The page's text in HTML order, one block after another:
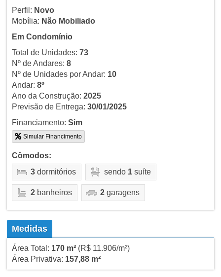
Perfil: Novo
Mobília: Não Mobiliado
Em Condomínio
Total de Unidades: 73
Nº de Andares: 8
Nº de Unidades por Andar: 10
Andar: 8º
Ano da Construção: 2025
Previsão de Entrega: 30/01/2025
Financiamento: Sim
Simular Financimento
Cômodos:
3dormitórios sendo 1suíte
2banheiros 2garagens
Medidas
Área Total: 170 m²(R$ 11.906/m²)
Área Privativa: 157,88 m²